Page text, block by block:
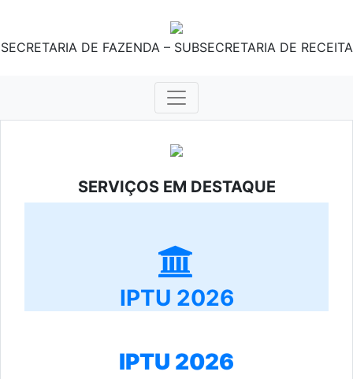
SECRETARIA DE FAZENDA – SUBSECRETARIA DE RECEITA
SERVIÇOS EM DESTAQUE
IPTU 2026
IPTU 2026